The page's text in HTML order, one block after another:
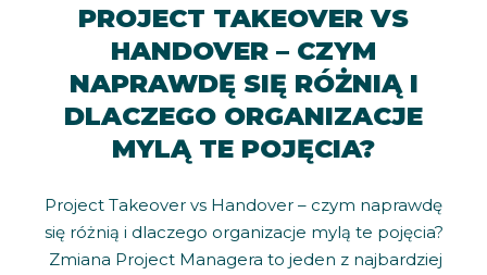
PROJECT TAKEOVER VS
HANDOVER – CZYM
NAPRAWDĘ SIĘ RÓŻNIĄ I
DLACZEGO ORGANIZACJE
MYLĄ TE POJĘCIA?
Project Takeover vs Handover – czym naprawdę
się różnią i dlaczego organizacje mylą te pojęcia?
Zmiana Project Managera to jeden z najbardziej